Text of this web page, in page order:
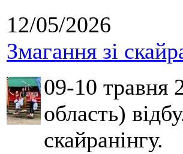
12/05/2026
Змагання зі
09-10 травня
область)
скайранінгу.